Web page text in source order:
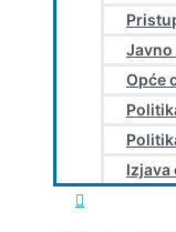
Javno
Opće